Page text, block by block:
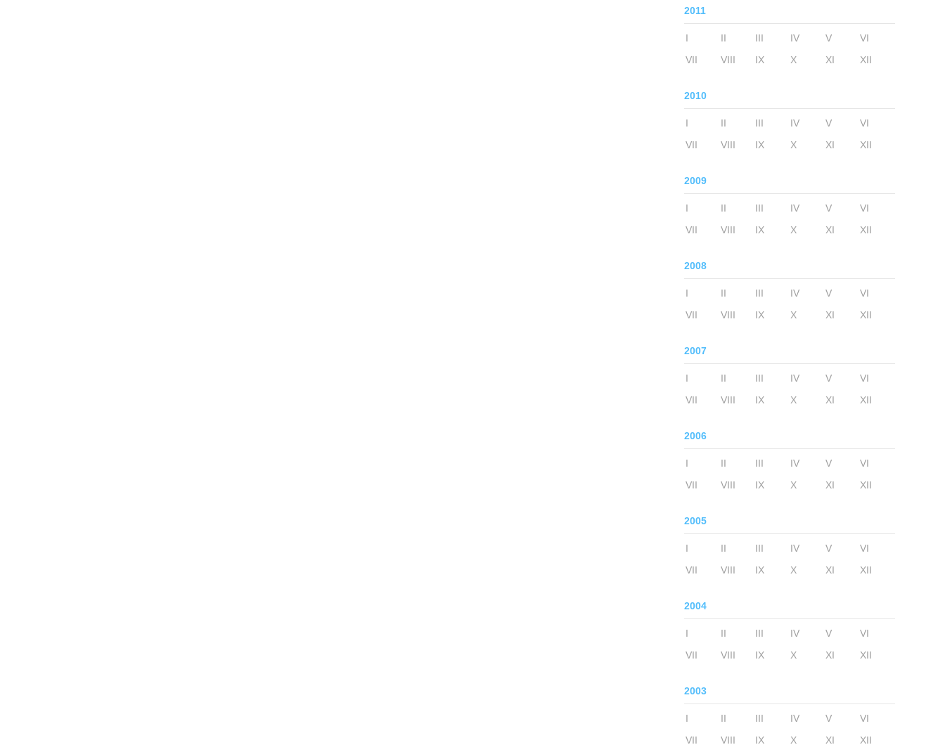
2011
I II III IV V
VI
VII
VIII IX X XI XII
2010
I II III IV V
VI
VII
VIII IX X XI XII
2009
I II III IV V
VI
VII
VIII IX X XI XII
2008
I II III IV V
VI
VII
VIII IX X XI XII
2007
I II III IV V
VI
VII
VIII IX X XI XII
2006
I II III IV V
VI
VII
VIII IX X XI XII
2005
I II III IV V
VI
VII
VIII IX X XI XII
2004
I II III IV V
VI
VII
VIII IX X XI XII
2003
I II III IV V
VI
VII
VIII IX X XI XII